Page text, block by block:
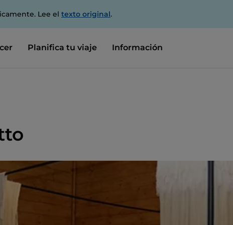
Lee el texto original.
Planifica tu viaje Información